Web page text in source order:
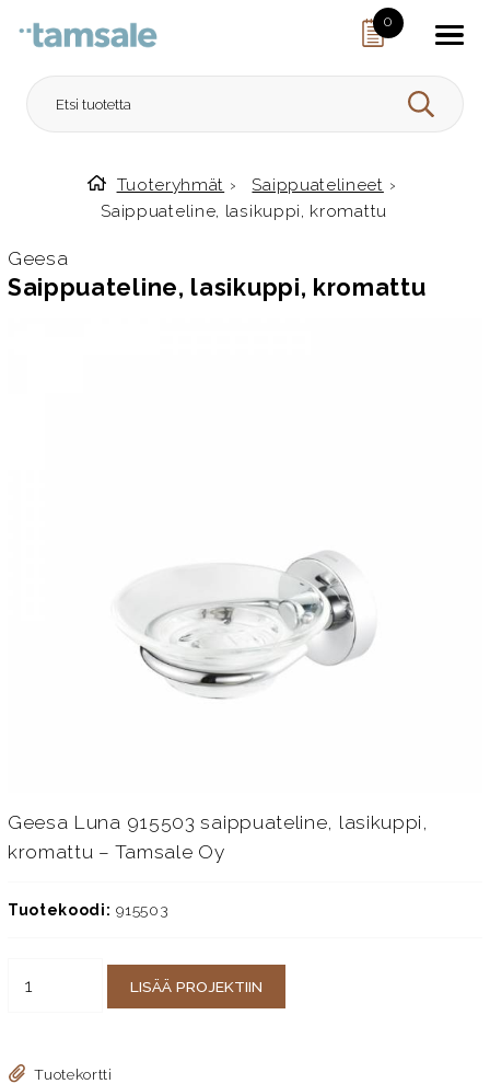
0
HAE
Etusivulle
Tuoteryhmät › Saippuatelineet ›
Saippuateline, lasikuppi, kromattu
Geesa
Saippuateline, lasikuppi, kromattu
Geesa Luna 915503 saippuateline, lasikuppi,
kromattu – Tamsale Oy
Tuotekoodi: 915503
LISÄÄ PROJEKTIIN
Tuotekortti